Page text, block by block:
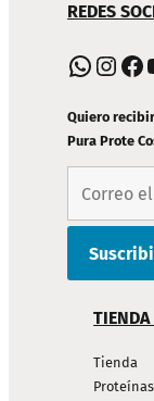
DE
PIE
PÁGINA
REDES
WhatsApp Instagram Facebook
Quiero
Pura Prote
TIENDA
Tienda
Proteínas